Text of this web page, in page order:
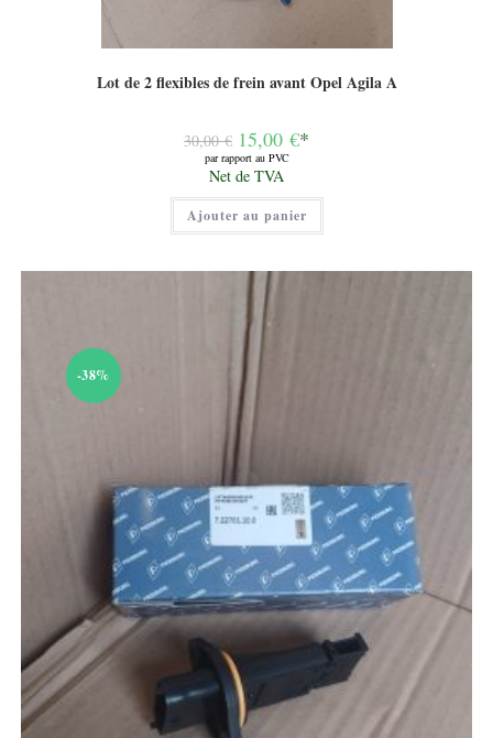
Lot de 2 flexibles de frein avant Opel Agila A
30,00€ Le
prix
initial
était :
30,00 €.
15,00 €*
par rapport au PVC
Le
prix
actuel
est :
15,00 €.
Net de TVA
Ajouter au panier
-38%